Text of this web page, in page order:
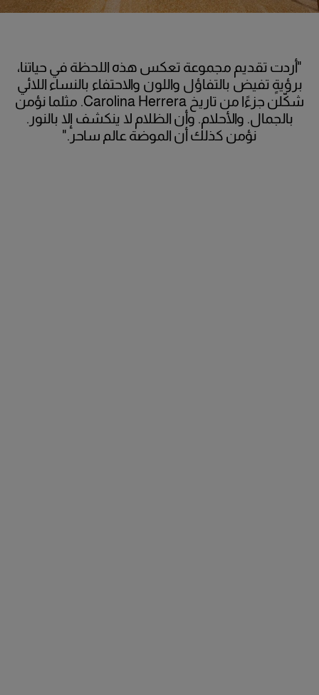
"أردت تقديم مجموعة تعكس هذه اللحظة في حياتنا،
برؤيةٍ تفيض بالتفاؤل واللون والاحتفاء بالنساء اللائي
شكّلن جزءًا من تاريخ Carolina Herrera. مثلما نؤمن
بالجمال. والأحلام. وأن الظلام لا ينكشف إلا بالنور.
نؤمن كذلك أن الموضة عالم ساحر."